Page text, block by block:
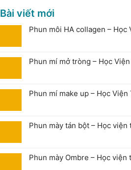
Bài viết mới
Phun môi HA collagen – Học
Phun mí mở tròng – Học
Phun mí make up – Học Viện
Phun mày tán bột – Học viện
Phun mày Ombre – Học viện